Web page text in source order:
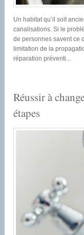
Un habitat qu’il soit
canalisations. Si le
de personnes savent ce
limitation de la
réparation préventi...
Réussir à
étapes